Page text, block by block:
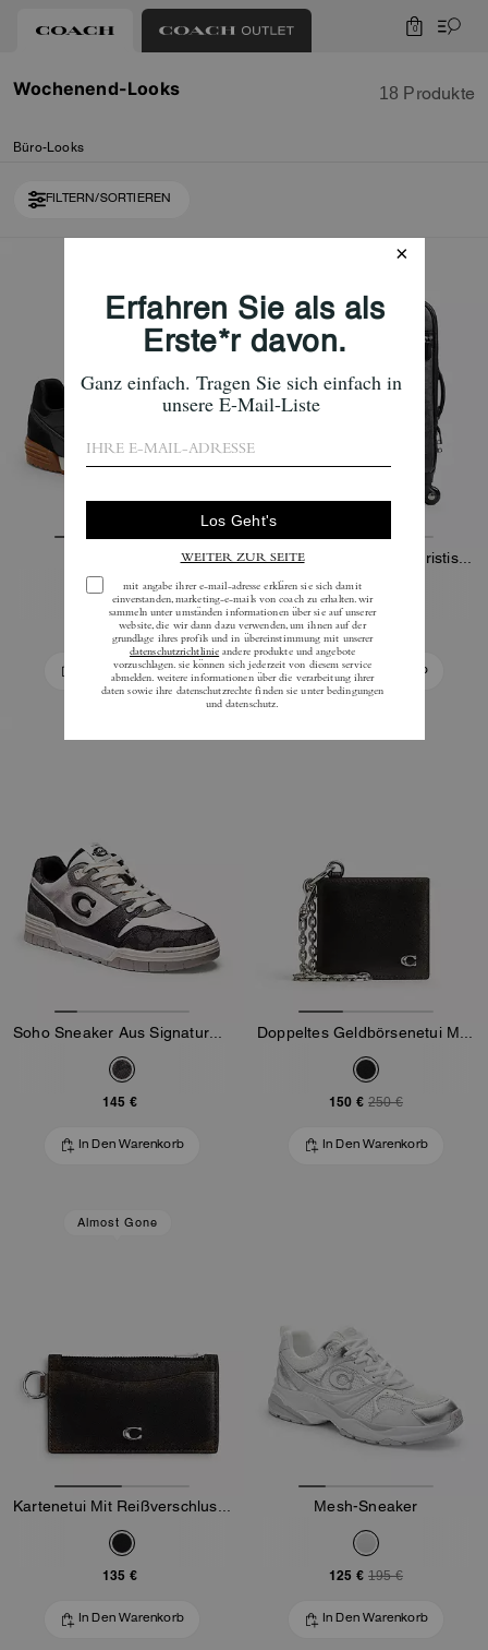
0
Wochenend-Looks 18 Produkte
Büro-Looks
FILTERN/SORTIEREN
125 € 175 €
In Den Warenkorb
Rollkoffer Aus Charakteristischem Canvas
550 €
In Den Warenkorb
145 €
In Den Warenkorb
150 € 250 €
In Den Warenkorb
Almost Gone
Kartenetui Mit Reißverschluss Aus Loved-Leder
135 €
In Den Warenkorb
Mesh-Sneaker
125 € 195 €
In Den Warenkorb